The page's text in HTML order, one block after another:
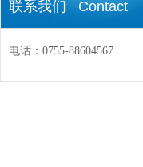
联系我们 Contact
电话：0755-88604567